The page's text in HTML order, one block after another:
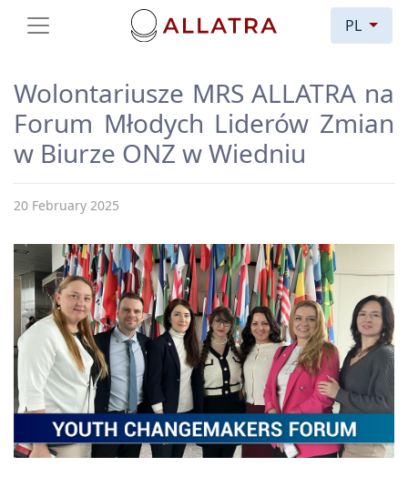
PL
Wolontariusze MRS ALLATRA na
Forum Młodych Liderów Zmian
w Biurze ONZ w Wiedniu
20 February 2025